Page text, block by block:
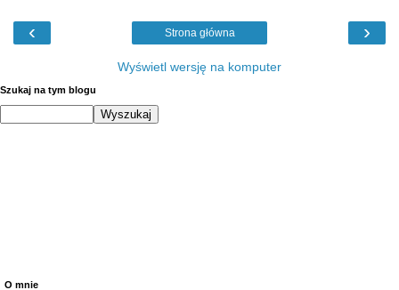
‹ ›
Strona główna
Wyświetl wersję na komputer
Szukaj na tym blogu
O mnie